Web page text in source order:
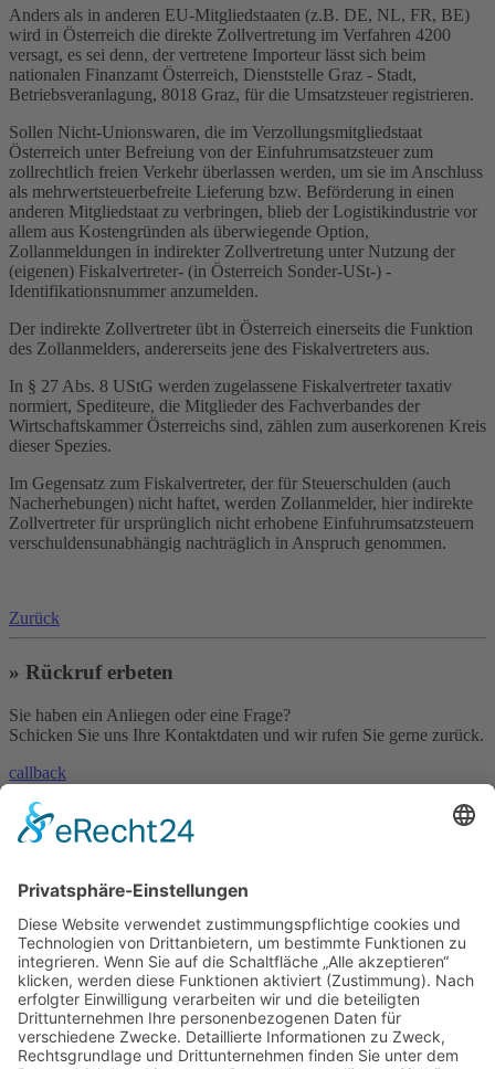
Anders als in anderen EU-Mitgliedstaaten (z.B. DE, NL, FR, BE)
wird in Österreich die direkte Zollvertretung im Verfahren 4200
versagt, es sei denn, der vertretene Importeur lässt sich beim
nationalen Finanzamt Österreich, Dienststelle Graz - Stadt,
Betriebsveranlagung, 8018 Graz, für die Umsatzsteuer registrieren.
Sollen Nicht-Unionswaren, die im Verzollungsmitgliedstaat
Österreich unter Befreiung von der Einfuhrumsatzsteuer zum
zollrechtlich freien Verkehr überlassen werden, um sie im Anschluss
als mehrwertsteuerbefreite Lieferung bzw. Beförderung in einen
anderen Mitgliedstaat zu verbringen, blieb der Logistikindustrie vor
allem aus Kostengründen als überwiegende Option,
Zollanmeldungen in indirekter Zollvertretung unter Nutzung der
(eigenen) Fiskalvertreter- (in Österreich Sonder-USt-) -
Identifikationsnummer anzumelden.
Der indirekte Zollvertreter übt in Österreich einerseits die Funktion
des Zollanmelders, andererseits jene des Fiskalvertreters aus.
In § 27 Abs. 8 UStG werden zugelassene Fiskalvertreter taxativ
normiert, Spediteure, die Mitglieder des Fachverbandes der
Wirtschaftskammer Österreichs sind, zählen zum auserkorenen Kreis
dieser Spezies.
Im Gegensatz zum Fiskalvertreter, der für Steuerschulden (auch
Nacherhebungen) nicht haftet, werden Zollanmelder, hier indirekte
Zollvertreter für ursprünglich nicht erhobene Einfuhrumsatzsteuern
verschuldensunabhängig nachträglich in Anspruch genommen.
Zurück
» Rückruf erbeten
Sie haben ein Anliegen oder eine Frage?
Schicken Sie uns Ihre Kontaktdaten und wir rufen Sie gerne zurück.
callback
» Kontakt aufnehmen
contact
»Skype
Und es geht auch per Skype!
Rufen Sie uns einfach an - natürlich weltweit zum Null-Tarif!
© 2023 – HANNL Customs Consulting